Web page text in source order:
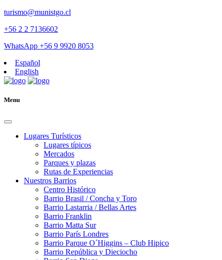
turismo@munistgo.cl
+56 2 2 7136602
WhatsApp +56 9 9920 8053
Español
English
Menu
Lugares Turísticos
Lugares tí­picos
Mercados
Parques y plazas
Rutas de Experiencias
Nuestros Barrios
Centro Histórico
Barrio Brasil / Concha y Toro
Barrio Lastarria / Bellas Artes
Barrio Franklin
Barrio Matta Sur
Barrio Parí­s Londres
Barrio Parque O´Higgins – Club Hipico
Barrio República y Dieciocho